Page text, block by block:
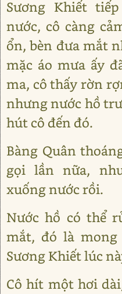
Sương Khiết
nước, cô càng
ổn, bèn đưa mắt
mặc áo mưa ấy
ma, cô thấy rờn
nhưng nước hồ
hút cô đến đó.
Bàng Quân
gọi lần nữa,
xuống nước rồi.
Nước hồ có thể
mắt, đó là
Sương Khiết lúc
Cô hít một hơi